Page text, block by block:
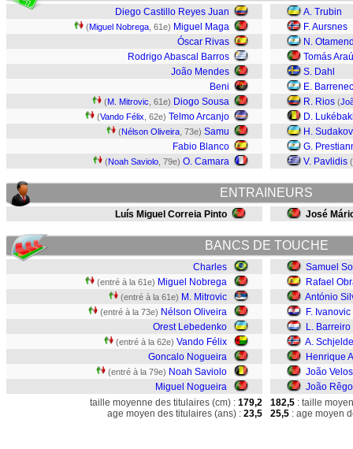
Diego Castillo Reyes Juan
(Miguel Nobrega , 61e) Miguel Maga
Óscar Rivas
Rodrigo Abascal Barros
João Mendes
Beni
(M. Mitrovic , 61e) Diogo Sousa
(Vando Félix , 62e) Telmo Arcanjo
(Nélson Oliveira , 73e) Samu
Fabio Blanco
(Noah Saviolo , 79e) O. Camara
A. Trubin
F. Aursnes
N.
Tomás
S. Dahl
E.
R. Rios (
D.
H. Sudakov
G.
V. Pavlidis (
ENTRAINEURS
Luís Miguel Correia Pinto José
BANCS DE TOUCHE
Charles
(entré à la 61e) Miguel Nobrega
(entré à la 61e) M. Mitrovic
(entré à la 73e) Nélson Oliveira
Orest Lebedenko
(entré à la 62e) Vando Félix
Goncalo Nogueira
(entré à la 79e) Noah Saviolo
Miguel Nogueira
Samuel
Rafael
António
F. Ivanovic
L. Barreiro
A.
Henrique
João
João Rêgo
taille moyenne des titulaires (cm) : 179,2
age moyen des titulaires (ans) : 23,5
182,5 : taille
25,5 : age moyen